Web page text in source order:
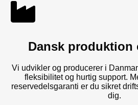
Dansk produktion
Vi udvikler og producerer i
fleksibilitet og hurtig support.
reservedelsgaranti er du sikret
dig.